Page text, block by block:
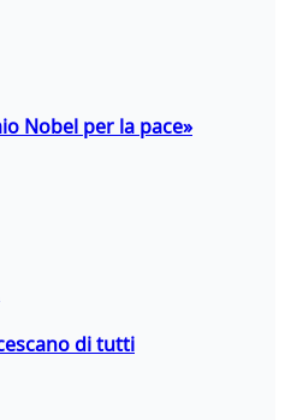
Nobel per la pace»
di tutti